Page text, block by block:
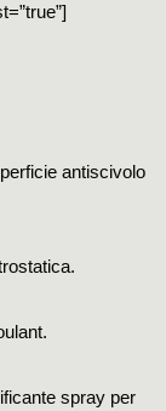
antiscivolo
spray per